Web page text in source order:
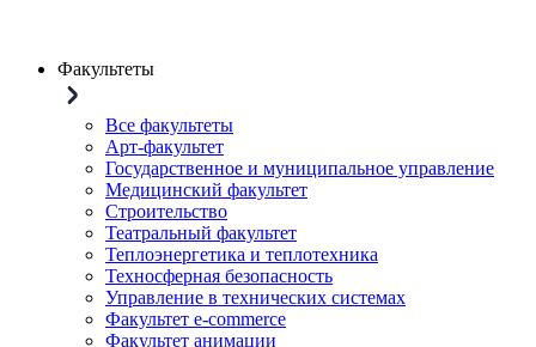
Факультеты
Все факультеты
Арт-факультет
Государственное и муниципальное управление
Медицинский факультет
Строительство
Театральный факультет
Теплоэнергетика и теплотехника
Техносферная безопасность
Управление в технических системах
Факультет e-commerce
Факультет анимации